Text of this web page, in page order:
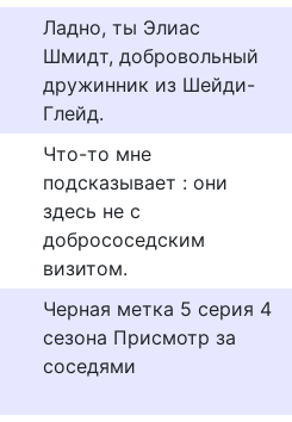
Ладно, ты Элиас
Шмидт, добровольный
дружинник из Шейди-
Глейд.
Что-то мне
подсказывает : они
здесь не с
добрососедским
визитом.
Черная метка 5 серия 4
сезона Присмотр за
соседями